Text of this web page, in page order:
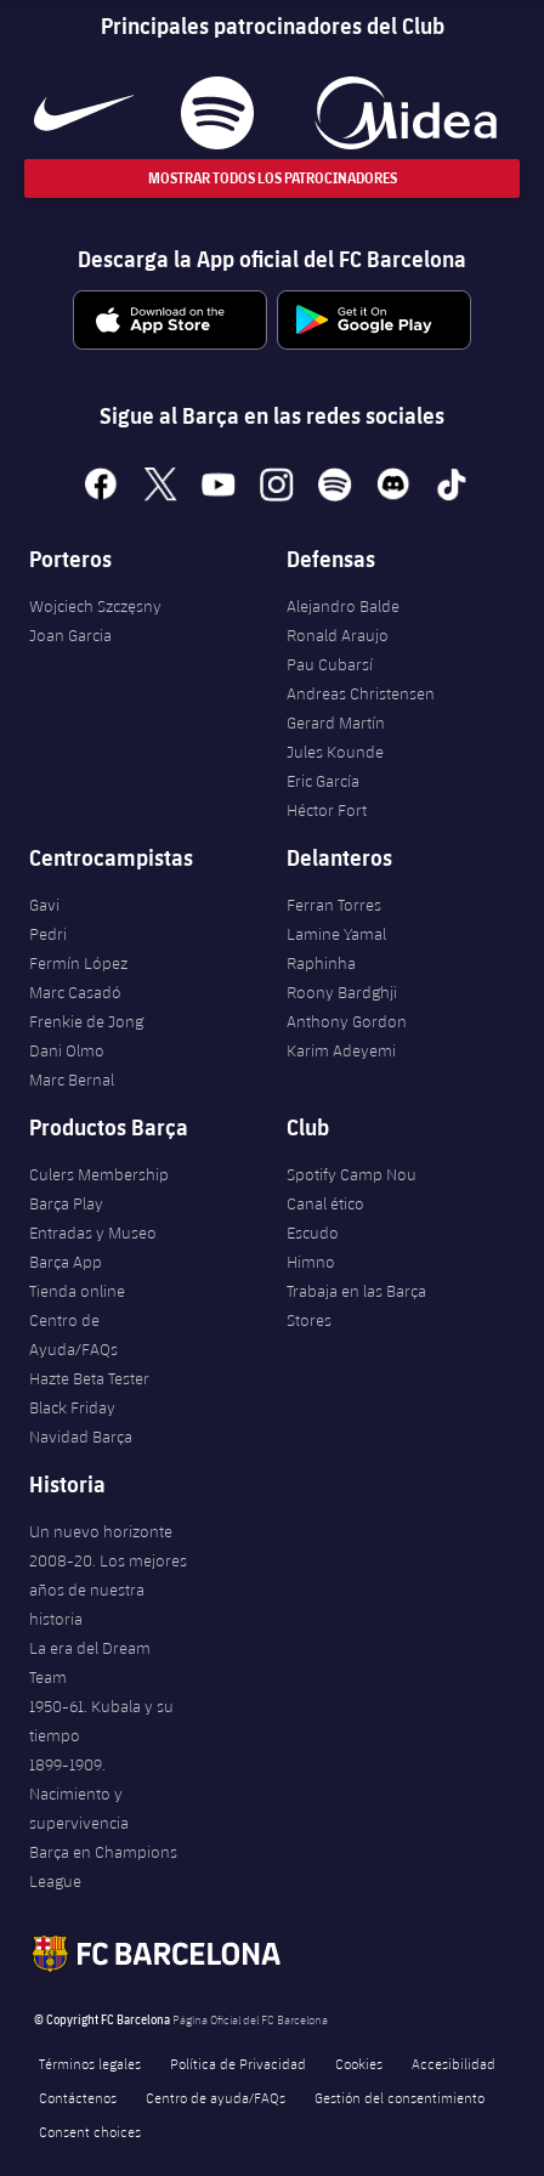
Principales patrocinadores del Club
MOSTRAR TODOS LOS PATROCINADORES
Descarga la App oficial del FC Barcelona
Sigue al Barça en las redes sociales
facebook
x youtubeinstagramspotify discord tiktok
Porteros
Wojciech Szczęsny
Joan Garcia
Defensas
Alejandro Balde
Ronald Araujo
Pau Cubarsí
Andreas Christensen
Gerard Martín
Jules Kounde
Eric García
Héctor Fort
Centrocampistas
Gavi
Pedri
Fermín López
Marc Casadó
Frenkie de Jong
Dani Olmo
Marc Bernal
Delanteros
Ferran Torres
Lamine Yamal
Raphinha
Roony Bardghji
Anthony Gordon
Karim Adeyemi
Productos Barça
Culers Membership
Barça Play
Entradas y Museo
Barça App
Tienda online
Centro de
Ayuda/FAQs
Hazte Beta Tester
Black Friday
Navidad Barça
Club
Spotify Camp Nou
Canal ético
Escudo
Himno
Trabaja en las Barça
Stores
Historia
Un nuevo horizonte
2008-20. Los mejores
años de nuestra
historia
La era del Dream
Team
1950-61. Kubala y su
tiempo
1899-1909.
Nacimiento y
supervivencia
Barça en Champions
League
© Copyright FC Barcelona Página Oficial del FC Barcelona
Términos legales Política de Privacidad Cookies
Accesibilidad
Contáctenos
Centro de ayuda/FAQs
Gestión del consentimiento
Consent choices